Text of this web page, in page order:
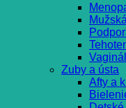
Zuby a ústa
Afty a